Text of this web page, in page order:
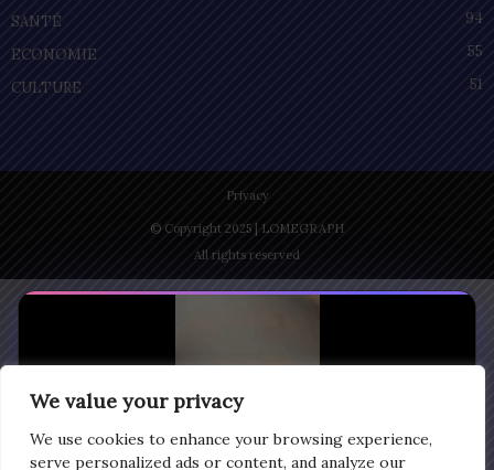
We value your privacy
We use cookies to enhance your browsing experience,
serve personalized ads or content, and analyze our
SANTÉ
94
ECONOMIE
55
CULTURE
51
Privacy
© Copyright 2025 | LOMEGRAPH
All rights reserved